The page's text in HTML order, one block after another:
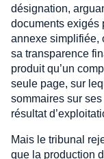
désignation,
documents exigés
annexe simplifiée,
sa transparence
produit qu’un
seule page, sur
sommaires sur
résultat
Mais le tribunal
que la production